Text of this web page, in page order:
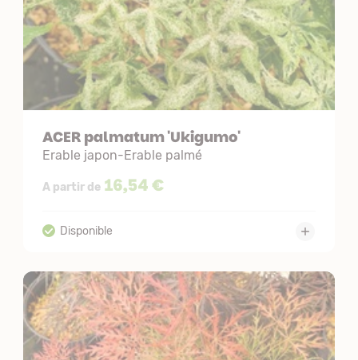
ACER palmatum 'Ukigumo'
Erable japon-Erable palmé
A partir de 16,54 €